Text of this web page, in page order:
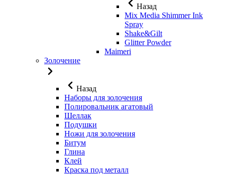
Назад
Mix Media Shimmer Ink
Spray
Shake&Gilt
Glitter Powder
Maimeri
Золочение
Назад
Наборы для золочения
Полировальник агатовый
Шеллак
Подушки
Ножи для золочения
Битум
Глина
Клей
Краска под металл